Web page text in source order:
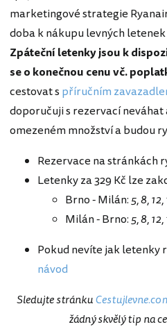
marketingové strategie
doba k nákupu levných
Zpáteční letenky jsou k
se o konečnou cenu vč.
cestovat s příručním
doporučuji s rezervací
omezeném množství a budou
Rezervace na stránkách
Letenky za 329 Kč lze
Brno - Milán:5, 8,
Milán - Brno:5, 8,
Pokud nevíte jak letenky
návod
Sledujte stránku
žádný skvělý tip na